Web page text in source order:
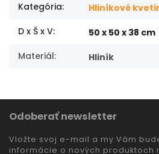
Kategória:
Hliníkové
D x Š x V:
50 x 50 x 38 cm
Materiál: Hliník
Odoberať newsletter
Vložte svoj e-mail a my Vám
informácie o nových produktoch